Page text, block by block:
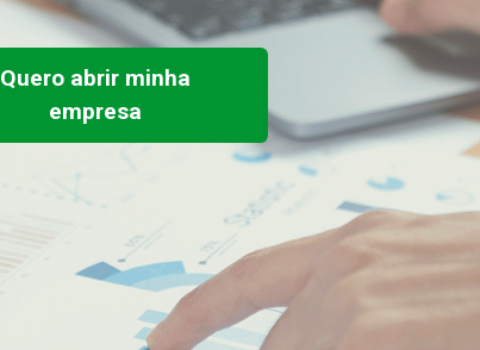
Quero abrir minha
empresa